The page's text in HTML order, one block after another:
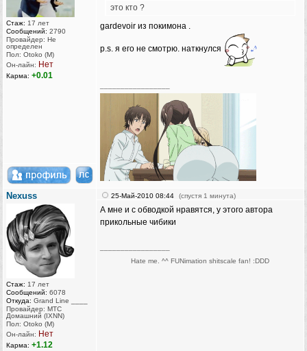
Стаж: 17 лет
Сообщений: 2790
Провайдер: Не
определен
Пол: Otoko (M)
Он-лайн: Нет
Карма: +0.01
это кто ?
gardevoir из покимона .
p.s. я его не смотрю. наткнулся
Nexuss
Стаж: 17 лет
Сообщений: 6078
Откуда: Grand Line ____
Провайдер: МТС
Домашний (IXNN)
Пол: Otoko (M)
Он-лайн: Нет
Карма: +1.12
25-Май-2010 08:44 (спустя 1 минута)
А мне и с обводкой нравятся, у этого автора
прикольные чибики
Hate me. ^^ FUNimation shitscale fan! :DDD